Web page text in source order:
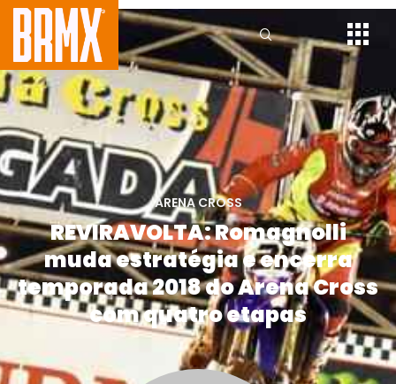
ARENA CROSS
REVIRAVOLTA: Romagnolli
muda estratégia e encerra
temporada 2018 do Arena Cross
com quatro etapas